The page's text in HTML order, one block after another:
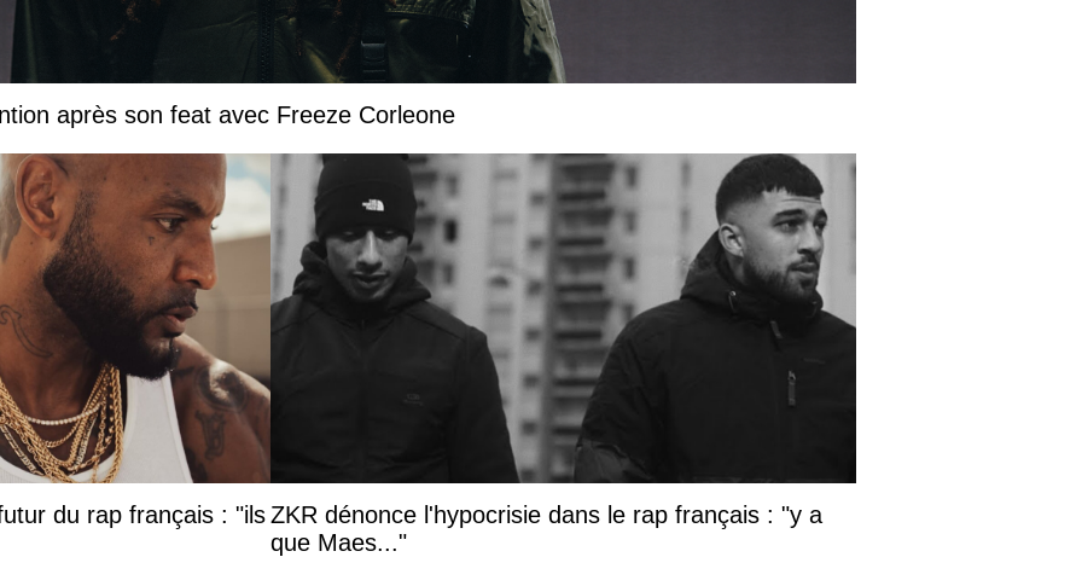
après son feat avec Freeze Corleone
du rap français : "ilsZKR dénonce l'hypocrisie dans le rap français : "y a
que Maes..."